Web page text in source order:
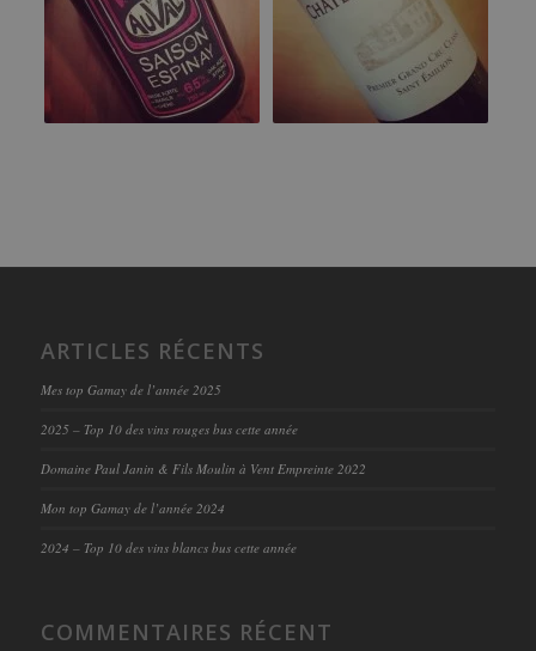
ARTICLES RÉCENTS
Mes top Gamay de l’année 2025
2025 – Top 10 des vins rouges bus cette année
Domaine Paul Janin & Fils Moulin à Vent Empreinte 2022
Mon top Gamay de l’année 2024
2024 – Top 10 des vins blancs bus cette année
COMMENTAIRES RÉCENT